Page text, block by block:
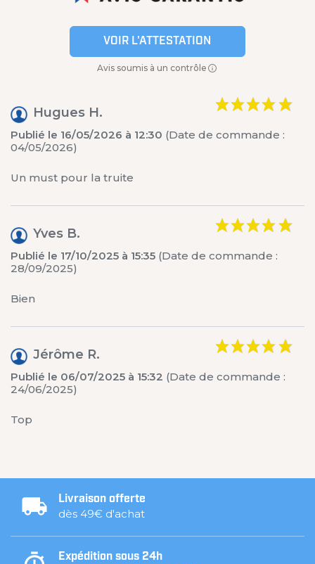
VOIR L'ATTESTATION
Avis soumis à un contrôle
Hugues H.
Publié le 16/05/2026 à 12:30 (Date de commande :
04/05/2026)
Un must pour la truite
Yves B.
Publié le 17/10/2025 à 15:35 (Date de commande :
28/09/2025)
Bien
Jérôme R.
Publié le 06/07/2025 à 15:32 (Date de commande :
24/06/2025)
Top
Livraison offerte
dès 49€ d'achat
Expédition sous 24h